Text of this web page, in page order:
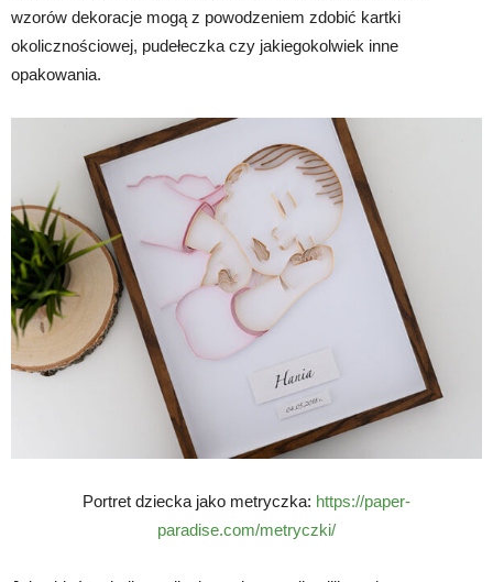
wzorów dekoracje mogą z powodzeniem zdobić kartki
okolicznościowej, pudełeczka czy jakiegokolwiek inne
opakowania.
Portret dziecka jako metryczka: https://paper-
paradise.com/metryczki/